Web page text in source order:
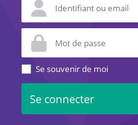
Se souvenir de moi
Se connecter